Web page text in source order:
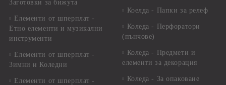
Заготовки за бижута
Елементи от шперплат -
Етно елементи и музикални
инструменти
Елементи от шперплат -
Зимни и Коледни
Елементи от шперплат -
Коелда - Папки за релеф
Коледа - Перфоратори
(пънчове)
Коледа - Предмети и
елементи за декорация
Коледа - За опаковане